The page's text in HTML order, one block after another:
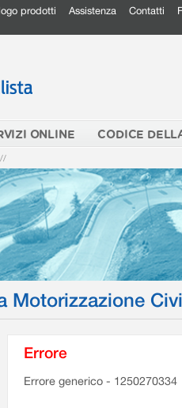
prodotti Assistenza Contatti
ONLINE CODICE
//
Motorizzazione
Errore
Errore generico - 1250270334